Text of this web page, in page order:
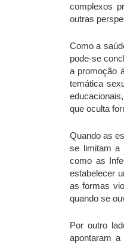
complexos
outras
Como a
pode-se
a promoção
temática
que oculta
Quando as
se limitam a
como as
estabelecer
as formas
quando se
Por outro
apontaram